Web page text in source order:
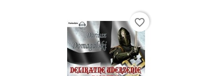
favorite_border